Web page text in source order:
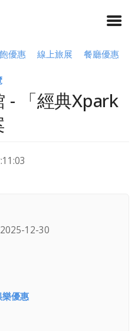
優惠 線上旅展 餐廳優惠
- 「經典Xpark
2025-12-30
優惠